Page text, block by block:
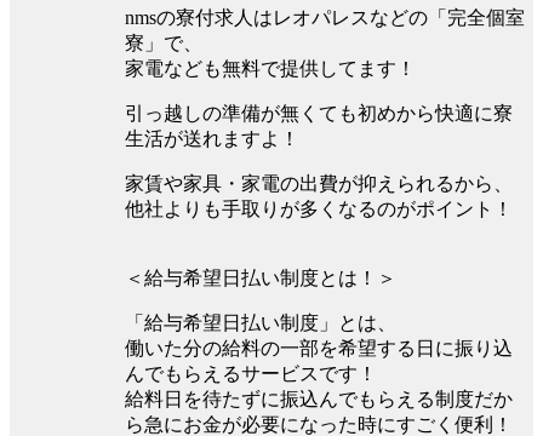
nmsの寮付求人はレオパレスなどの「完全個室
寮」で、
家電なども無料で提供してます！
引っ越しの準備が無くても初めから快適に寮
生活が送れますよ！
家賃や家具・家電の出費が抑えられるから、
他社よりも手取りが多くなるのがポイント！
＜給与希望日払い制度とは！＞
「給与希望日払い制度」とは、
働いた分の給料の一部を希望する日に振り込
んでもらえるサービスです！
給料日を待たずに振込んでもらえる制度だか
ら急にお金が必要になった時にすごく便利！